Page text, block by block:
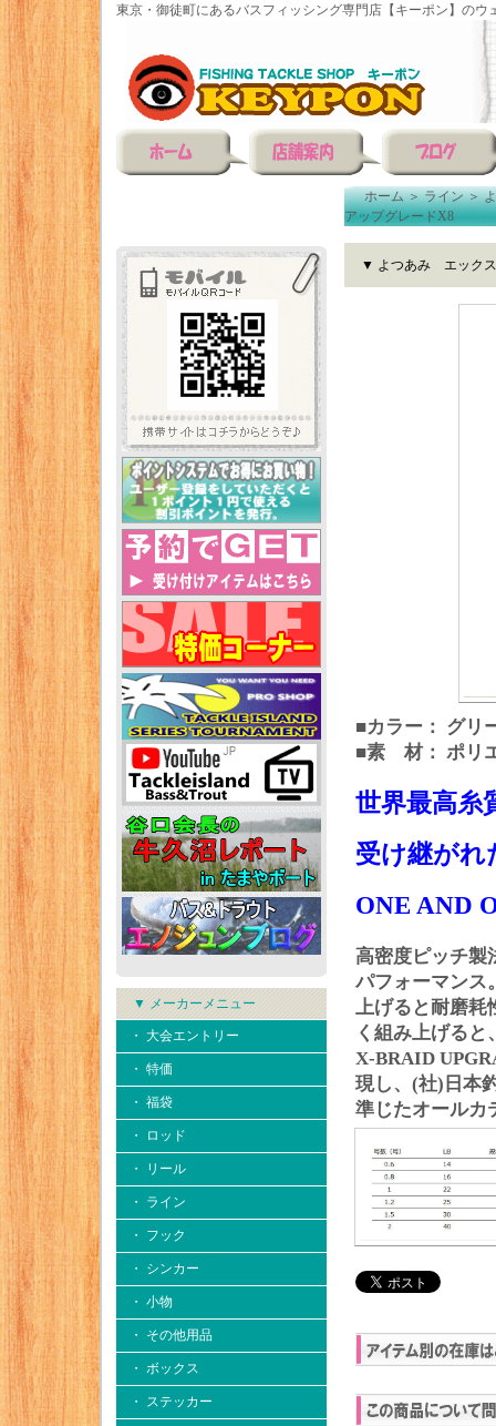
東京・御徒町にあるバスフィッシング専門店【キーポン】のウ
▼ メーカーメニュー
・ 大会エントリー
・ 特価
・ 福袋
・ ロッド
・ リール
・ ライン
・ フック
・ シンカー
・ 小物
・ その他用品
・ ボックス
・ ステッカー
ホーム＞ライン＞
アップグレードX8
▼ よつあみ エックス
■カラー： グリ
■素 材： ポリ
世界最高糸
受け継がれ
ONE AND
高密度ピッチ製
パフォーマンス
上げると耐磨耗
く組み上げる
X-BRAID
現し、(社)日本
準じたオールカ